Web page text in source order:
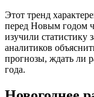
Этот тренд
перед Новым годом
изучили статистику
аналитиков
прогнозы, ждать ли
года.